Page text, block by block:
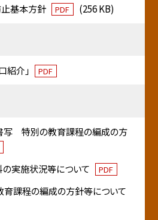
基本方針 PDF (256 KB)
紹介」 PDF
写 特別の教育課程の編成の方
実施状況等について PDF
育課程の編成の方針等について